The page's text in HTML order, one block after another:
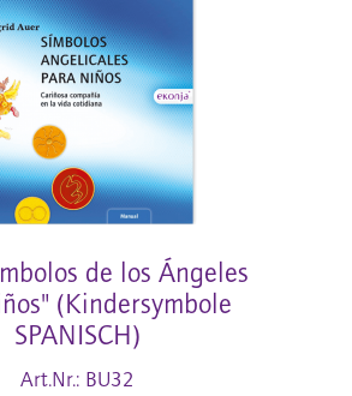
de los Ángeles
(Kindersymbole
SPANISCH)
Art.Nr.: BU32